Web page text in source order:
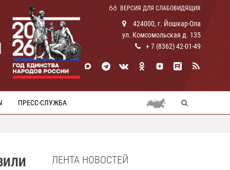
ВЕРСИЯ ДЛЯ СЛАБОВИДЯЩИХ
424000, г. Йошкар-Ола
ул. Комсомольская д. 135
+ 7 (8362) 42-01-49
ПРЕСС-СЛУЖБА
ЛЕНТА НОВОСТЕЙ